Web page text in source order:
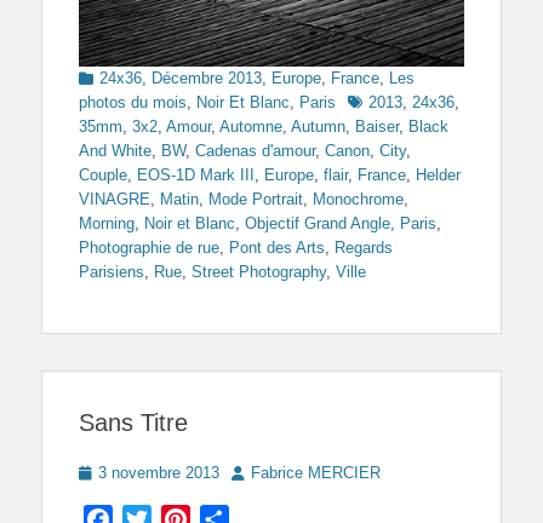
Categories
24x36, Décembre 2013, Europe, France, Les
photos du mois, Noir Et Blanc, Paris Tags2013, 24x36,
35mm, 3x2, Amour, Automne, Autumn, Baiser, Black
And White, BW, Cadenas d'amour, Canon, City,
Couple, EOS-1D Mark III , Europe, flair, France, Helder
VINAGRE, Matin, Mode Portrait, Monochrome,
Morning, Noir et Blanc, Objectif Grand Angle, Paris,
Photographie de rue, Pont des Arts, Regards
Parisiens, Rue, Street Photography, Ville
Sans Titre
Posted
3 novembre 2013 AuthorFabrice MERCIER